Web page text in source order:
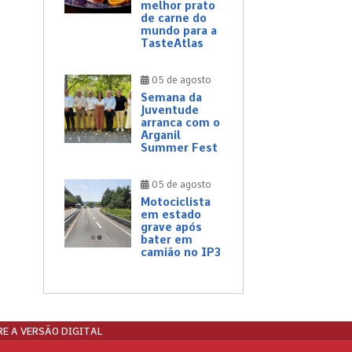
melhor prato
de carne do
mundo para a
TasteAtlas
05 de agosto
Semana da
Juventude
arranca com o
Arganil
Summer Fest
05 de agosto
Motociclista
em estado
grave após
bater em
camião no IP3
A VERSÃO DIGITAL